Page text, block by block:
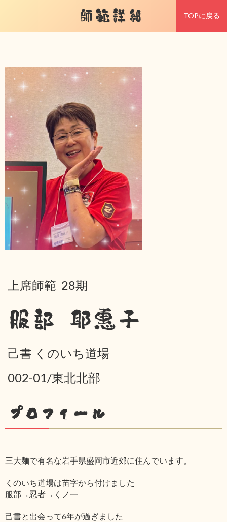
師範詳細 TOPに戻る
上席師範 28期
服部 耶惠子
己書 くのいち道場
002-01/東北北部
プロフィール
三大麺で有名な岩手県盛岡市近郊に住んでいます。
くのいち道場は苗字から付けました
服部→忍者→くノ一
己書と出会って6年が過ぎました